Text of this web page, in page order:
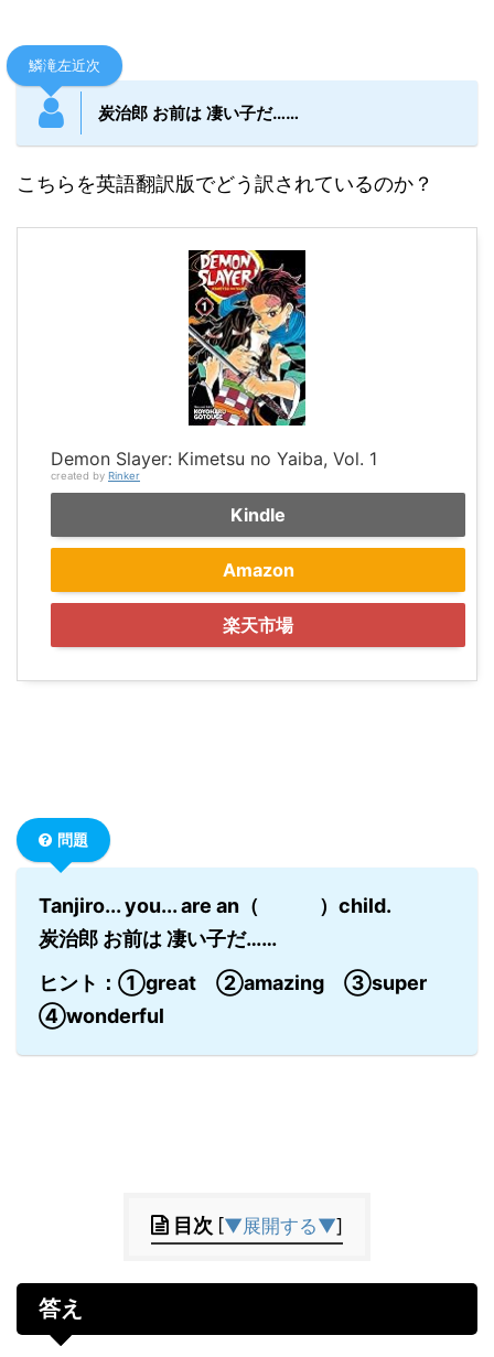
鱗滝左近次
炭治郎 お前は 凄い子だ……
こちらを英語翻訳版でどう訳されているのか？
Demon Slayer: Kimetsu no Yaiba, Vol. 1
created by Rinker
Kindle
Amazon
楽天市場
問題
Tanjiro... you... are an（ ）child.
炭治郎 お前は 凄い子だ……
ヒント：①great ②amazing ③super
④wonderful
目次 [▼展開する▼]
答え